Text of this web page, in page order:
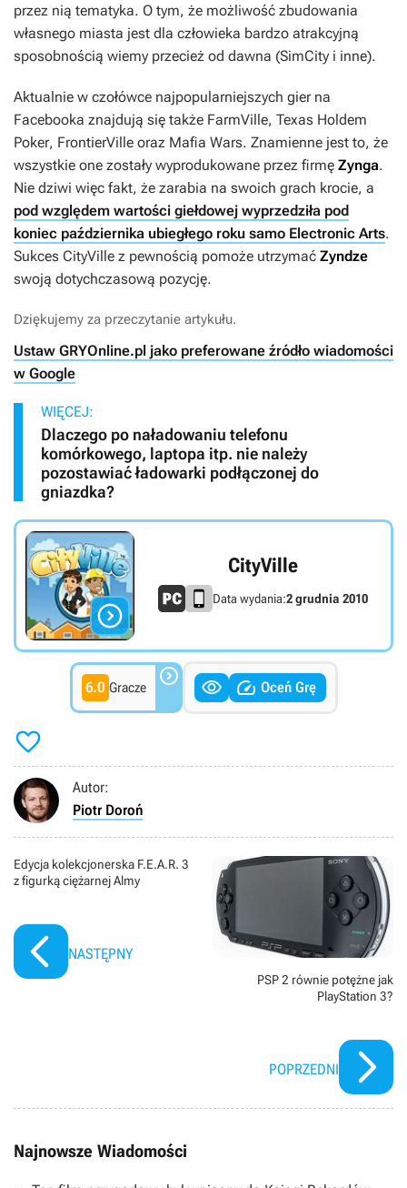
przez nią tematyka. O tym, że możliwość zbudowania
własnego miasta jest dla człowieka bardzo atrakcyjną
sposobnością wiemy przecież od dawna (SimCity i inne).
Aktualnie w czołówce najpopularniejszych gier na
Facebooka znajdują się także FarmVille, Texas Holdem
Poker, FrontierVille oraz Mafia Wars. Znamienne jest to, że
wszystkie one zostały wyprodukowane przez firmę Zynga.
Nie dziwi więc fakt, że zarabia na swoich grach krocie, a
pod względem wartości giełdowej wyprzedziła pod
koniec października ubiegłego roku samo Electronic Arts.
Sukces CityVille z pewnością pomoże utrzymać Zyndze
swoją dotychczasową pozycję.
Dziękujemy za przeczytanie artykułu.
Ustaw GRYOnline.pl jako preferowane źródło wiadomości
w Google
WIĘCEJ:
Dlaczego po naładowaniu telefonu
komórkowego, laptopa itp. nie należy
pozostawiać ładowarki podłączonej do
gniazdka?

CityVille
Data wydania:2 grudnia 2010
6.0 Gracze    Oceń Grę

Autor:
Piotr Doroń
Edycja kolekcjonerska F.E.A.R. 3
z figurką ciężarnej Almy
NASTĘPNY
PSP 2 równie potężne jak
PlayStation 3?
POPRZEDNI
Najnowsze Wiadomości